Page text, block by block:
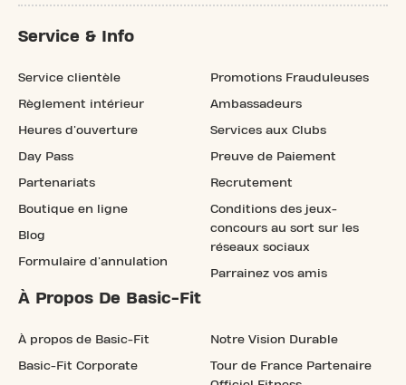
Service & Info
Service clientèle
Règlement intérieur
Heures d'ouverture
Day Pass
Partenariats
Boutique en ligne
Blog
Formulaire d'annulation
Promotions Frauduleuses
Ambassadeurs
Services aux Clubs
Preuve de Paiement
Recrutement
Conditions des jeux-
concours au sort sur les
réseaux sociaux
Parrainez vos amis
À Propos De Basic-Fit
À propos de Basic-Fit
Basic-Fit Corporate
Notre Vision Durable
Tour de France Partenaire